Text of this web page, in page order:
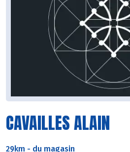
CAVAILLES ALAIN
29km - du magasin